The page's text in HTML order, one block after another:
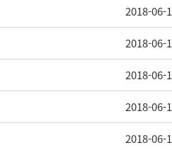
2018-06-
2018-06-
2018-06-
2018-06-
2018-06-